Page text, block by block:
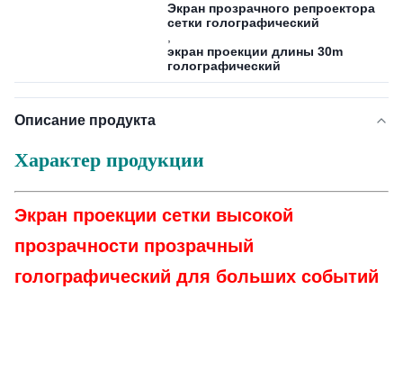
Экран прозрачного репроектора
сетки голографический
экран проекции длины 30m
голографический
Описание продукта
Характер продукции
Экран проекции сетки высокой
прозрачности прозрачный
голографический для больших событий